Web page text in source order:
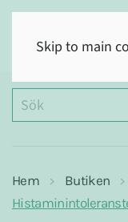
Skip to main
Hem Butiken